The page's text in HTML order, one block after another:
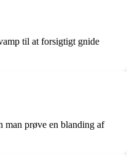
til at forsigtigt gnide
man prøve en blanding af